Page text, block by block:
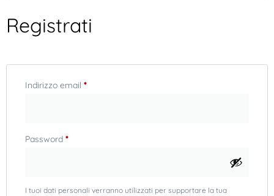
Registrati
Indirizzo email *
Password *
I tuoi dati personali verranno utilizzati per supportare la tua